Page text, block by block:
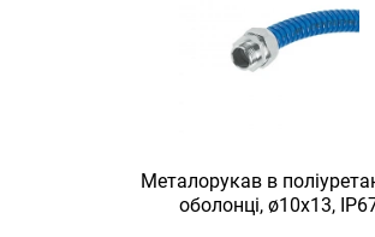
Металорукав в
оболонці, ø10х13,